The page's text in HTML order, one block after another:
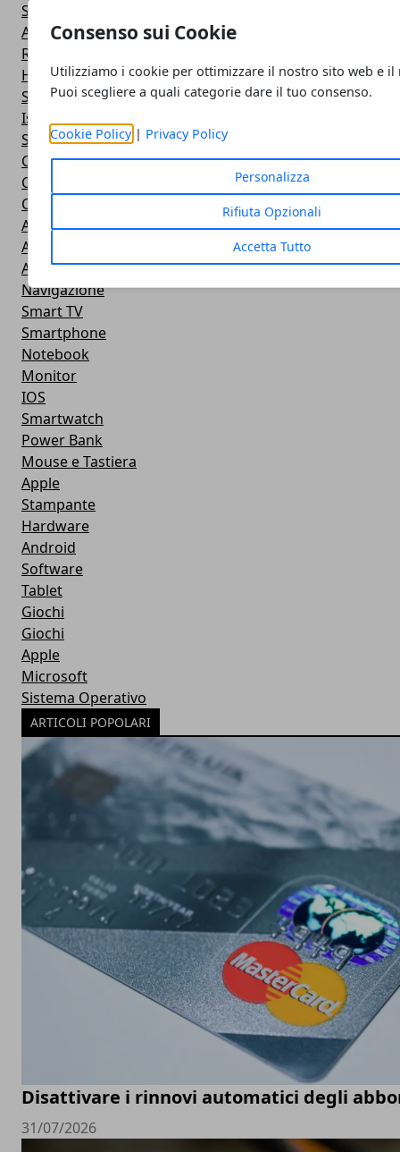
Consenso sui Cookie
Utilizziamo i cookie per ottimizzare il nostro sito web e il
Puoi scegliere a quali categorie dare il tuo consenso.
Cookie Policy| Privacy Policy
Personalizza
Rifiuta Opzionali
Accetta Tutto
Social Network
Applicazioni
Rete
Hardware
Sviluppo Web
Istruzione
Streaming
Cloud
Casa e fai da te
Cuffie e Auricolari
Altoparlanti
Action Camera
Android
Navigazione
Smart TV
Smartphone
Notebook
Monitor
IOS
Smartwatch
Power Bank
Mouse e Tastiera
Apple
Stampante
Hardware
Android
Software
Tablet
Giochi
Giochi
Apple
Microsoft
Sistema Operativo
ARTICOLI POPOLARI
Disattivare i rinnovi automatici degli
31/07/2026